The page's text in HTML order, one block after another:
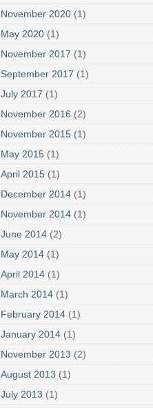
November 2020 (1)
May 2020 (1)
November 2017 (1)
September 2017 (1)
July 2017 (1)
November 2016 (2)
November 2015 (1)
May 2015 (1)
April 2015 (1)
December 2014 (1)
November 2014 (1)
June 2014 (2)
May 2014 (1)
April 2014 (1)
March 2014 (1)
February 2014 (1)
January 2014 (1)
November 2013 (2)
August 2013 (1)
July 2013 (1)